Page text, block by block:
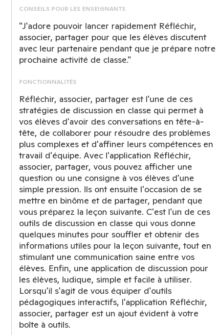
CONSEILS POUR LES ENSEIGNANTS
"J'adore pouvoir lancer rapidement Réfléchir,
associer, partager pour que les élèves discutent
avec leur partenaire pendant que je prépare notre
prochaine activité de classe."
FONCTIONNALITÉS
Réfléchir, associer, partager est l'une de ces
stratégies de discussion en classe qui permet à
vos élèves d'avoir des conversations en tête-à-
tête, de collaborer pour résoudre des problèmes
plus complexes et d'affiner leurs compétences en
travail d'équipe. Avec l'application Réfléchir,
associer, partager, vous pouvez afficher une
question ou une consigne à vos élèves d'une
simple pression. Ils ont ensuite l'occasion de se
mettre en binôme et de partager, pendant que
vous préparez la leçon suivante. C'est l'un de ces
outils de discussion en classe qui vous donne
quelques minutes pour souffler et obtenir des
informations utiles pour la leçon suivante, tout en
stimulant une communication saine entre vos
élèves. Enfin, une application de discussion pour
les élèves, ludique, simple et facile à utiliser.
Lorsqu'il s'agit de vous équiper d'outils
pédagogiques interactifs, l'application Réfléchir,
associer, partager est un ajout évident à votre
boîte à outils.